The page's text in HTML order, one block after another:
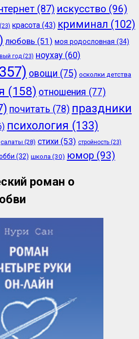
(87) искусство (96)
(23) красота (43) криминал (102)
любовь (51) моя родословная (34)
год (23) ноухау (60)
овощи (75) осколки детства
(158) отношения (77)
почитать (78) праздники
психология (133)
салаты (28) стихи (53) стройность (23)
(32) школа (30) юмор (93)
роман о